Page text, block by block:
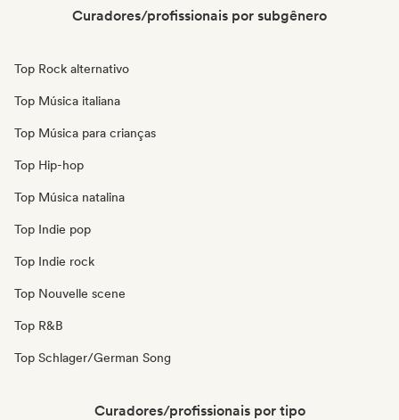
Curadores/profissionais por subgênero
Top Rock alternativo
Top Música italiana
Top Música para crianças
Top Hip-hop
Top Música natalina
Top Indie pop
Top Indie rock
Top Nouvelle scene
Top R&B
Top Schlager/German Song
Curadores/profissionais por tipo